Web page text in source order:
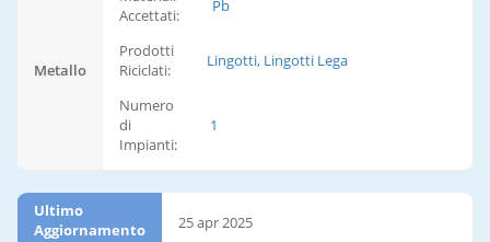
Metallo
Accettati:
Pb
Prodotti
Riciclati:
Lingotti, Lingotti Lega
Numero
di
Impianti:
1
Ultimo
Aggiornamento
25 apr 2025